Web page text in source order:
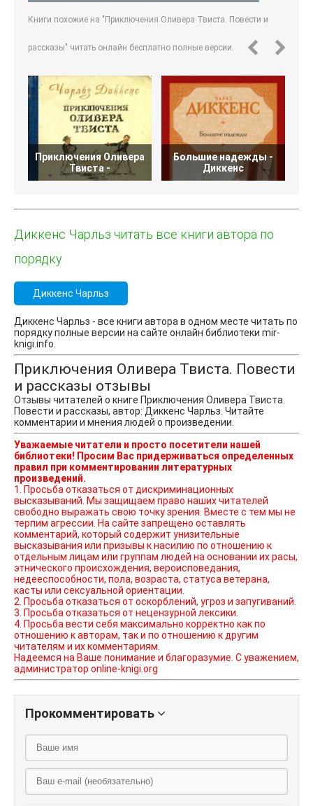
Книги похожие на "Приключения Оливера Твиста. Повести и
рассказы" читать онлайн бесплатно полные версии.
Приключения Оливера
Твиста -
Большие надежды -
Диккенс
Диккенс Чарльз читать все книги автора по
порядку
Диккенс Чарльз
Диккенс Чарльз - все книги автора в одном месте читать по
порядку полные версии на сайте онлайн библиотеки mir-
knigi.info.
Приключения Оливера Твиста. Повести
и рассказы отзывы
Отзывы читателей о книге Приключения Оливера Твиста.
Повести и рассказы, автор: Диккенс Чарльз. Читайте
комментарии и мнения людей о произведении.
Уважаемые читатели и просто посетители нашей
библиотеки! Просим Вас придерживаться определенных
правил при комментировании литературных
произведений.
1. Просьба отказаться от дискриминационных
высказываний. Мы защищаем право наших читателей
свободно выражать свою точку зрения. Вместе с тем мы не
терпим агрессии. На сайте запрещено оставлять
комментарий, который содержит унизительные
высказывания или призывы к насилию по отношению к
отдельным лицам или группам людей на основании их расы,
этнического происхождения, вероисповедания,
недееспособности, пола, возраста, статуса ветерана,
касты или сексуальной ориентации.
2. Просьба отказаться от оскорблений, угроз и запугиваний.
3. Просьба отказаться от нецензурной лексики.
4. Просьба вести себя максимально корректно как по
отношению к авторам, так и по отношению к другим
читателям и их комментариям.
Надеемся на Ваше понимание и благоразумие. С уважением,
администратор online-knigi.org
Прокомментировать